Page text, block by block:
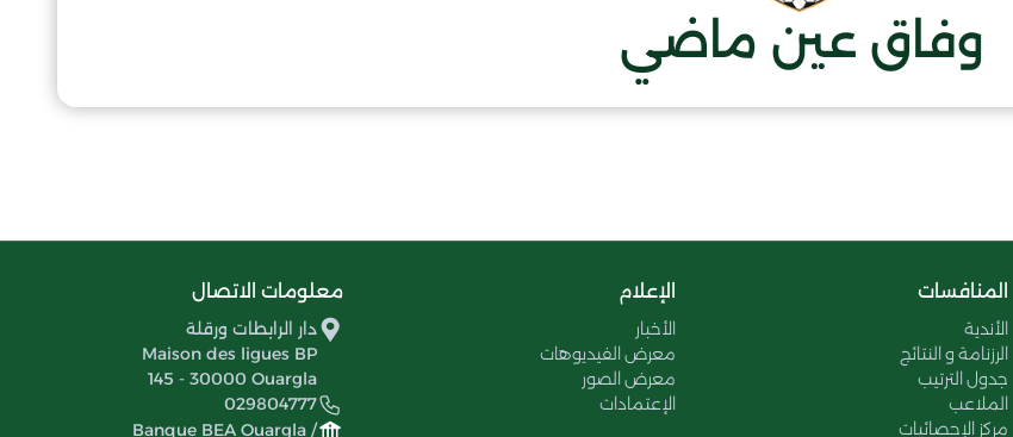
وفاق عين ماضي
المنافسات
الأندية
الرزنامة و النتائج
جدول الترتيب
الملاعب
مركز الإحصائيات
الإعلام
الأخبار
معرض الفيديوهات
معرض الصور
الإعتمادات
معلومات الاتصال
دار الرابطات ورقلة
Maison des ligues BP
145 - 30000 Ouargla
029804777
Banque BEA Ouargla /